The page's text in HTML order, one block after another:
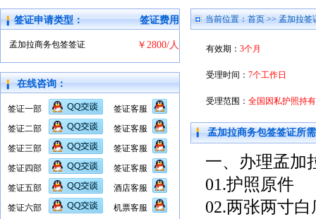
签证申请类型： 签证费用
孟加拉商务包签签证 ￥2800/人
在线咨询：
签证一部
签证二部
签证三部
签证四部
签证五部
签证六部
签证客服
签证客服
签证客服
签证客服
酒店客服
机票客服
当前位置：首页>>孟加拉签
有效期： 3个月
受理时间： 7个工作日
受理范围： 全国因私护照持
孟加拉商务包签签证所
一、办理孟加
01.护照原件
02.两张两寸